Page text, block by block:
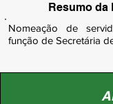
Resumo da
Nomeação de
função de Secretária